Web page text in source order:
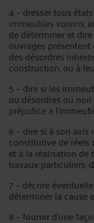
4 – dresser tous
immeubles voisins,
de déterminer et
ouvrages
des désordres
construction, ou à
5 – dire si les
ou désordres ou
préjudice à
6 – dire si à son
constitutive de réels
et à la réalisation de
travaux particuliers,
7 – décrire
déterminer la cause
8 – fournir d'une